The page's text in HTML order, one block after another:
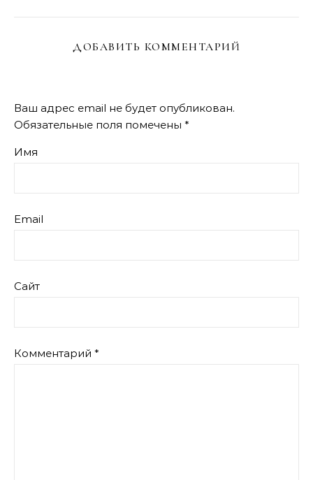
ДОБАВИТЬ КОММЕНТАРИЙ
Ваш адрес email не будет опубликован.
Обязательные поля помечены *
Имя
Email
Сайт
Комментарий *